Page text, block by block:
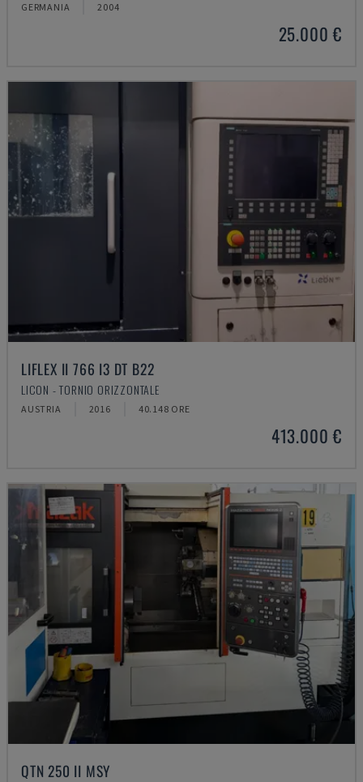
GERMANIA 2004
25.000 €
LIFLEX II 766 I3 DT B22
LICON - TORNIO ORIZZONTALE
AUSTRIA 2016 40.148 ORE
413.000 €
QTN 250 II MSY